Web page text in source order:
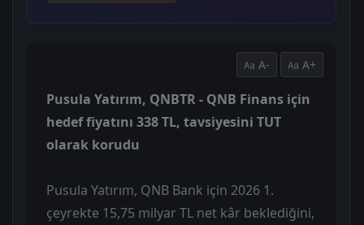
A- A+
Pusula Yatırım, QNBTR - QNB Finans için
hedef fiyatını 338 TL, tavsiyesini TUT
olarak korudu
Pusula Yatırım, QNB Bank için 2026 1.
çeyrekte 15,75 milyar TL net kâr beklediğini,